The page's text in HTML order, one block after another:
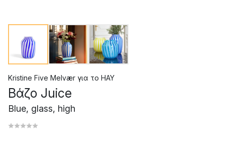
Kristine Five Melvær για το HAY
Βάζο Juice
Blue, glass, high